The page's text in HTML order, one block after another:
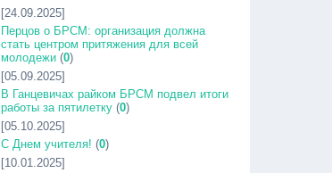
[24.09.2025]
Перцов о БРСМ: организация должна
стать центром притяжения для всей
молодежи (0)
[05.09.2025]
В Ганцевичах райком БРСМ подвел итоги
работы за пятилетку (0)
[05.10.2025]
С Днем учителя! (0)
[10.01.2025]